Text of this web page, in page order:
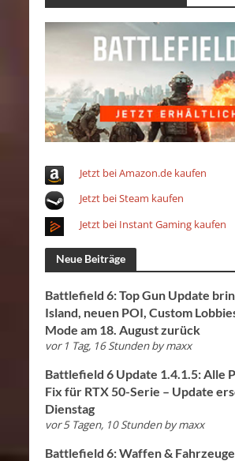
Jetzt bei Amazon.de kaufen
Jetzt bei Steam kaufen
Jetzt bei Instant Gaming kaufen
Neue Beiträge
Battlefield 6: Top Gun Update
Island, neuen POI, Custom
Mode am 18. August zurück
vor 1 Tag, 16 Stunden bymaxx
Battlefield 6 Update 1.4.1.5: Alle
Fix für RTX 50-Serie – Update
Dienstag
vor 5 Tagen, 10 Stunden bymaxx
Battlefield 6: Waffen &